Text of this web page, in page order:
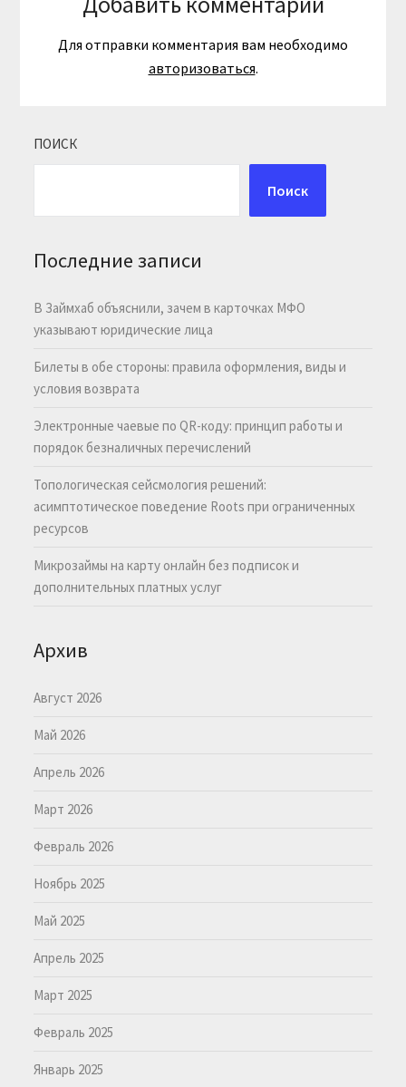
Для отправки комментария вам необходимо
авторизоваться.
ПОИСК
Поиск
Последние записи
В Займхаб объяснили, зачем в карточках МФО
указывают юридические лица
Билеты в обе стороны: правила оформления, виды и
условия возврата
Электронные чаевые по QR-коду: принцип работы и
порядок безналичных перечислений
Топологическая сейсмология решений:
асимптотическое поведение Roots при ограниченных
ресурсов
Микрозаймы на карту онлайн без подписок и
дополнительных платных услуг
Архив
Август 2026
Май 2026
Апрель 2026
Март 2026
Февраль 2026
Ноябрь 2025
Май 2025
Апрель 2025
Март 2025
Февраль 2025
Январь 2025